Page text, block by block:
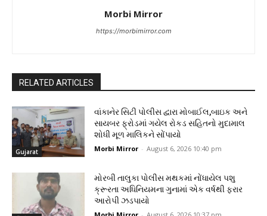
Morbi Mirror
https://morbimirror.com
RELATED ARTICLES
Gujarat
વાંકાનેર સિટી પોલીસ દ્વારા મોબાઈલ,બાઇક અને
સાયબર ફ્રોડમાં ગયેલ રોકડ સહિતનો મુદામાલ
શોધી મૂળ માલિકને સોંપાયો
Morbi Mirror - August 6, 2026 10:40 pm
મોરબી તાલુકા પોલીસ મથકમાં નોંધાયેલ પશુ
ક્રૂરતા અધિનિયમના ગુનામાં એક વર્ષથી ફરાર
આરોપી ઝડપાયો